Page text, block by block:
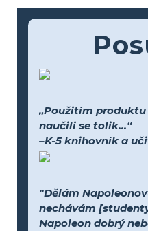
„Použitím
naučili se tolik...“
–K-5 knihovník a
"Dělám
nechávám
Napoleon dobrý